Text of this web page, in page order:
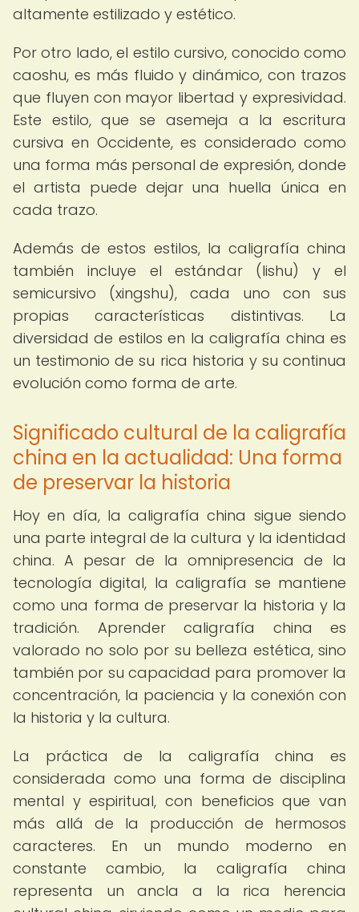
altamente estilizado y estético.
Por otro lado, el estilo cursivo, conocido como
caoshu, es más fluido y dinámico, con trazos
que fluyen con mayor libertad y expresividad.
Este estilo, que se asemeja a la escritura
cursiva en Occidente, es considerado como
una forma más personal de expresión, donde
el artista puede dejar una huella única en
cada trazo.
Además de estos estilos, la caligrafía china
también incluye el estándar (lishu) y el
semicursivo (xingshu), cada uno con sus
propias características distintivas. La
diversidad de estilos en la caligrafía china es
un testimonio de su rica historia y su continua
evolución como forma de arte.
Significado cultural de la caligrafía
china en la actualidad: Una forma
de preservar la historia
Hoy en día, la caligrafía china sigue siendo
una parte integral de la cultura y la identidad
china. A pesar de la omnipresencia de la
tecnología digital, la caligrafía se mantiene
como una forma de preservar la historia y la
tradición. Aprender caligrafía china es
valorado no solo por su belleza estética, sino
también por su capacidad para promover la
concentración, la paciencia y la conexión con
la historia y la cultura.
La práctica de la caligrafía china es
considerada como una forma de disciplina
mental y espiritual, con beneficios que van
más allá de la producción de hermosos
caracteres. En un mundo moderno en
constante cambio, la caligrafía china
representa un ancla a la rica herencia